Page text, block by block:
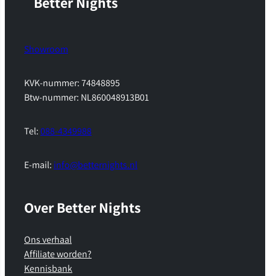
Showroom
KVK-nummer: 74848895
Btw-nummer: NL860048913B01
Tel:088-4349988
E-mail: info@betternights.nl
Over Better Nights
Ons verhaal
Affiliate worden?
Kennisbank